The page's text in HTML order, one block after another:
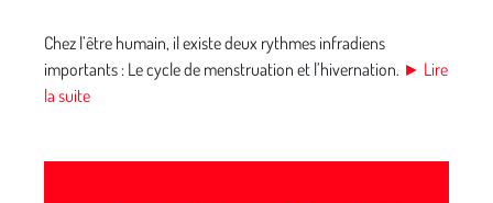
Chez l’être humain, il existe deux rythmes infradiens
importants : Le cycle de menstruation et l’hivernation. ► Lire
la suite